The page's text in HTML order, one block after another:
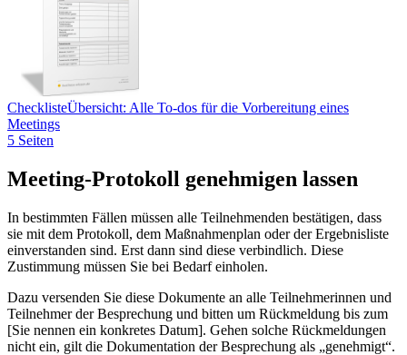
ChecklisteÜbersicht: Alle To-dos für die Vorbereitung eines
Meetings
5 Seiten
Meeting-Protokoll genehmigen lassen
In bestimmten Fällen müssen alle Teilnehmenden bestätigen, dass
sie mit dem Protokoll, dem Maßnahmenplan oder der Ergebnisliste
einverstanden sind. Erst dann sind diese verbindlich. Diese
Zustimmung müssen Sie bei Bedarf einholen.
Dazu versenden Sie diese Dokumente an alle Teilnehmerinnen und
Teilnehmer der Besprechung und bitten um Rückmeldung bis zum
[Sie nennen ein konkretes Datum]. Gehen solche Rückmeldungen
nicht ein, gilt die Dokumentation der Besprechung als „genehmigt“.